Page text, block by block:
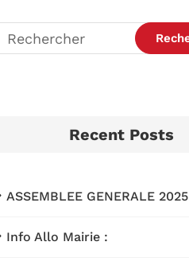
Recent Posts
ASSEMBLEE GENERALE 2025
Info Allo Mairie :